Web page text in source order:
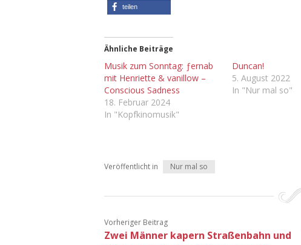
teilen
Ähnliche Beiträge
Musik zum Sonntag: ƒernab
mit Henriette & vanillow –
Conscious Sadness
18. Februar 2024
In "Kopfkinomusik"
Duncan!
5. August 2022
In "Nur mal so"
Veröffentlicht in Nur mal so
Vorheriger Beitrag
Zwei Männer kapern Straßenbahn und